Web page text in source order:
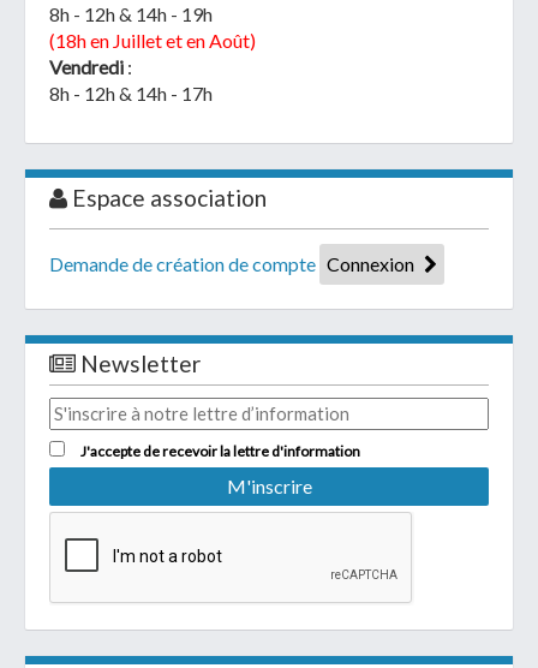
8h - 12h & 14h - 19h
(18h en Juillet et en Août)
Vendredi :
8h - 12h & 14h - 17h
Espace association
Demande de création de compte Connexion
Newsletter
J'accepte de recevoir la lettre d'information